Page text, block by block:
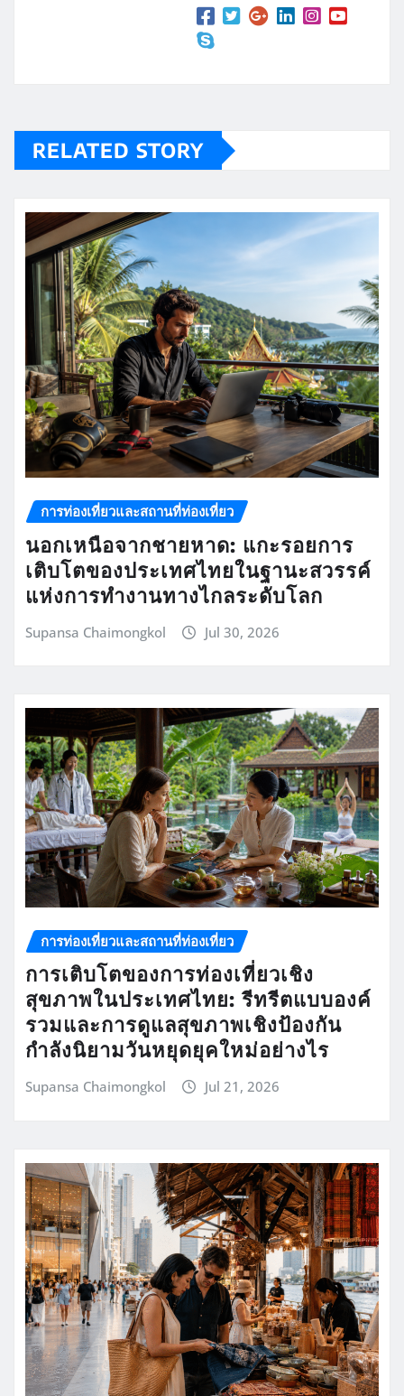
RELATED STORY
การท่องเที่ยวและสถานที่ท่องเที่ยว
นอกเหนือจากชายหาด: แกะรอยการ
เติบโตของประเทศไทยในฐานะสวรรค์
แห่งการทำงานทางไกลระดับโลก
Supansa Chaimongkol Jul 30, 2026
การท่องเที่ยวและสถานที่ท่องเที่ยว
การเติบโตของการท่องเที่ยวเชิง
สุขภาพในประเทศไทย: รีทรีตแบบองค์
รวมและการดูแลสุขภาพเชิงป้องกัน
กำลังนิยามวันหยุดยุคใหม่อย่างไร
Supansa Chaimongkol Jul 21, 2026